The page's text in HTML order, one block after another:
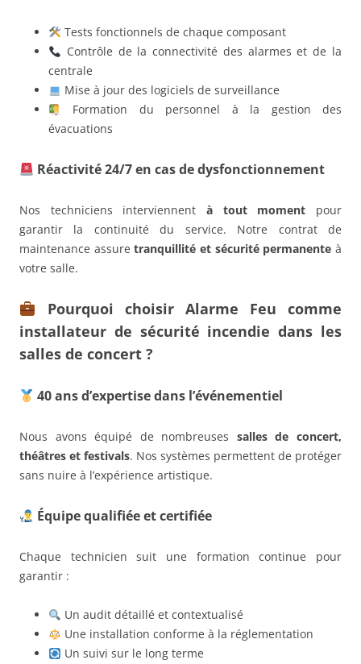
Tests fonctionnels de chaque composant
Contrôle de la connectivité des alarmes et de la
centrale
Mise à jour des logiciels de surveillance
Formation du personnel à la gestion des
évacuations
Réactivité 24/7 en cas de dysfonctionnement
Nos techniciens interviennent à tout moment pour
garantir la continuité du service. Notre contrat de
maintenance assuretranquillité et sécurité permanente à
votre salle.
Pourquoi choisir Alarme Feu comme
installateur de sécurité incendie dans les
salles de concert ?
40 ans d’expertise dans l’événementiel
Nous avons équipé de nombreuses salles de concert,
théâtres et festivals. Nos systèmes permettent de protéger
sans nuire à l’expérience artistique.
Équipe qualifiée et certifiée
Chaque technicien suit une formation continue pour
garantir :
Un audit détaillé et contextualisé
Une installation conforme à la réglementation
Un suivi sur le long terme